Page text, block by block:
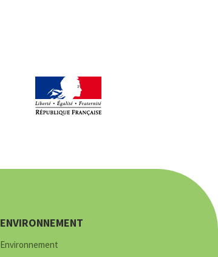
ENVIRONNEMENT
Environnement